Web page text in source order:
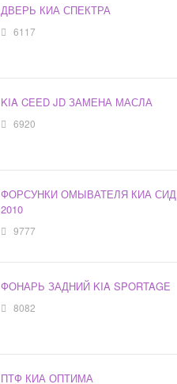
ДВЕРЬ КИА СПЕКТРА
6117
KIA CEED JD ЗАМЕНА МАСЛА
6920
ФОРСУНКИ ОМЫВАТЕЛЯ КИА СИД
2010
9777
ФОНАРЬ ЗАДНИЙ KIA SPORTAGE
8082
ПТФ КИА ОПТИМА